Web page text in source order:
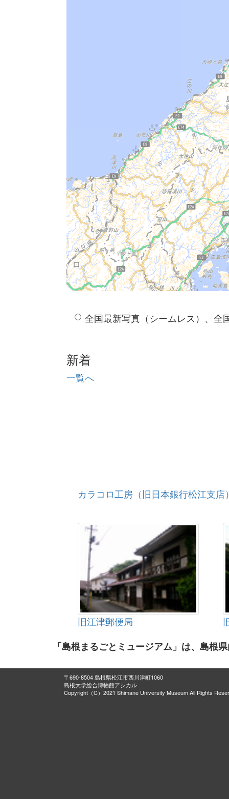
全国最新写真（シームレス）、全
新着
一覧へ
カラコロ工房（旧日本銀行松江支店
旧江津郵便局
「島根まるごとミュージアム」は、島根
〒690-8504 島根県松江市西川津町1060
島根大学総合博物館アシカル
Copyright（C）2021 Shimane University Museum All Rights